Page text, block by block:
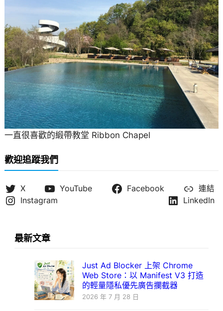
一直很喜歡的緞帶教堂 Ribbon Chapel
歡迎追蹤我們
X YouTube Facebook
連結
Instagram
LinkedIn
最新文章
Just Ad Blocker 上架 Chrome
Web Store：以 Manifest V3 打造
的輕量隱私優先廣告攔截器
2026 年 7 月 28 日